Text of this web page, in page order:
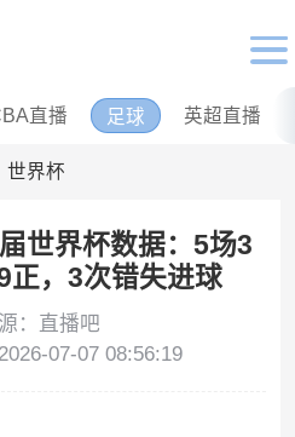
直播 足球 英超直播
世界杯
世界杯数据：5场3
正，3次错失进球
：直播吧
07-07 08:56:19